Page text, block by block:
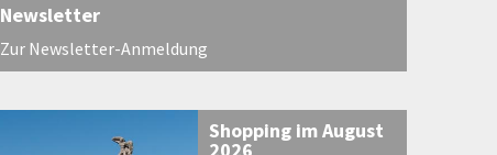
Newsletter
Zur Newsletter-Anmeldung
Shopping im August
2026